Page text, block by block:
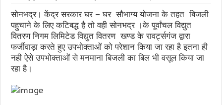
सोनभद्र। केंद्र सरकार घर – घर सौभाग्य योजना के तहत बिजली
पहुचाने के लिए कटिबद्ध है तो वही सोनभद्र ।के पूर्वांचल विद्युत
वितरण निगम लिमिटेड विद्युत वितरण खण्ड के रावर्ट्सगंज द्वारा
फर्जीवाड़ा करते हुए उपभोक्ताओं को परेशान किया जा रहा है इतना ही
नही ऐसे उपभोक्ताओं से मनमाना बिजली का बिल भी वसूल किया जा
रहा है।